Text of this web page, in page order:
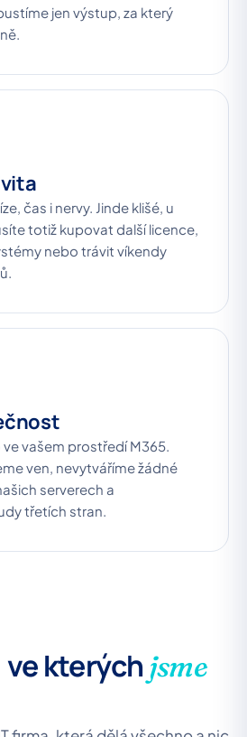
jen výstup, za který
čas i nervy. Jinde klišé, u
totiž kupovat další licence,
nebo trávit víkendy
vašem prostředí M365.
ven, nevytváříme žádné
serverech a
třetích stran.
kterých jsme